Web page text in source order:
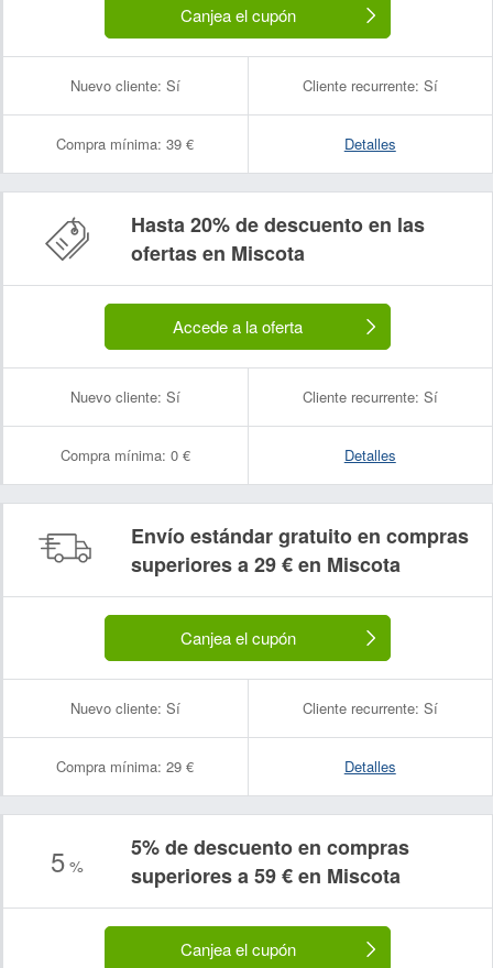
Canjea el cupón
Nuevo cliente: Sí Cliente recurrente: Sí
Compra mínima: 39 € Detalles
Hasta 20% de descuento en las
ofertas en Miscota
Accede a la oferta
Nuevo cliente: Sí Cliente recurrente: Sí
Compra mínima: 0 € Detalles
Envío estándar gratuito en compras
superiores a 29 € en Miscota
Canjea el cupón
Nuevo cliente: Sí Cliente recurrente: Sí
Compra mínima: 29 € Detalles
5%
5% de descuento en compras
superiores a 59 € en Miscota
Canjea el cupón